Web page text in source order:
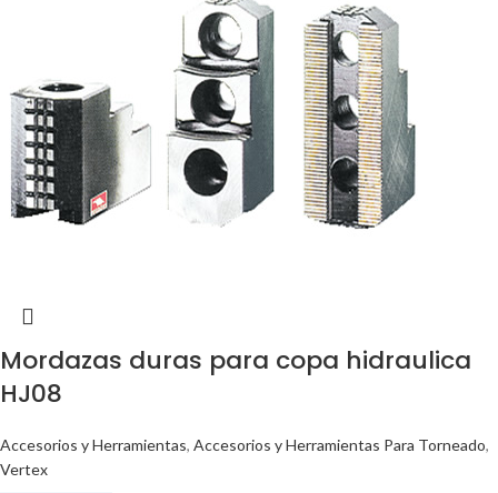
Mordazas duras para copa hidraulica
HJ08
Accesorios y Herramientas, Accesorios y Herramientas Para Torneado,
Vertex